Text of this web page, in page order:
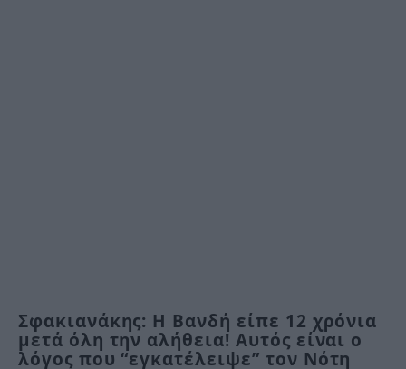
Σφακιανάκης: Η Βανδή είπε 12 χρόνια
μετά όλη την αλήθεια! Αυτός είναι ο
λόγος που “εγκατέλειψε” τον Νότη